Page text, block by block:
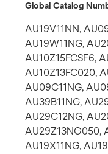
Global Catalog
AU19V11NN,
AU19W11NG,
AU10Z15FCSF6,
AU10Z13FC020,
AU09C11NG,
AU39B11NG,
AU29C12NG,
AU29Z13NG050,
AU19X11NG,